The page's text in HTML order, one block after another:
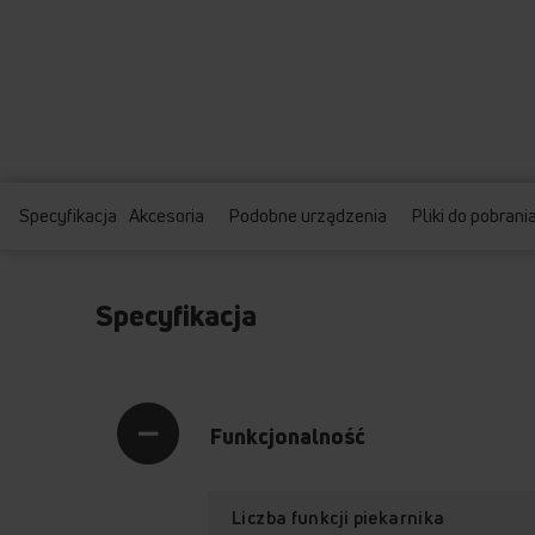
Specyfikacja Akcesoria Podobne urządzenia Pliki do pobrania
Specyfikacja
Funkcjonalność
Liczba funkcji piekarnika